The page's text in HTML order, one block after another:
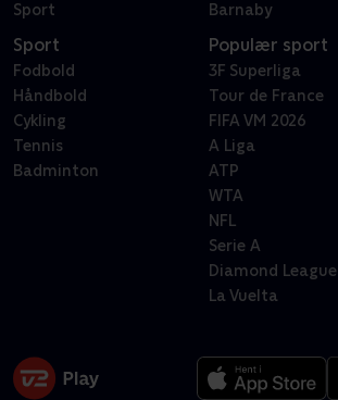
Sport
Barnaby
Sport
Fodbold
Håndbold
Cykling
Tennis
Badminton
Populær sport
3F Superliga
Tour de France
FIFA VM 2026
A Liga
ATP
WTA
NFL
Serie A
Diamond League
La Vuelta